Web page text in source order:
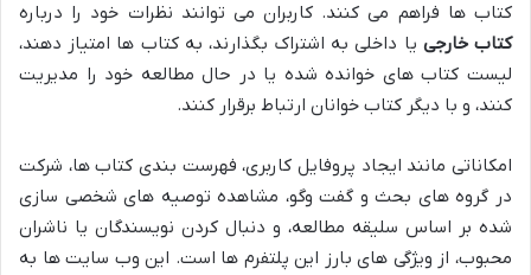
کتاب ها فراهم می کنند. کاربران می توانند نظرات خود را درباره
کتاب خارجی یا داخلی به اشتراک بگذارند، به کتاب ها امتیاز دهند،
لیست کتاب های خوانده شده یا در حال مطالعه خود را مدیریت
کنند، و با دیگر کتاب خوانان ارتباط برقرار کنند.
امکاناتی مانند ایجاد پروفایل کاربری، فهرست بندی کتاب ها، شرکت
در گروه های بحث و گفت وگو، مشاهده توصیه های شخصی سازی
شده بر اساس سلیقه مطالعه، و دنبال کردن نویسندگان یا ناشران
محبوب، از ویژگی های بارز این پلتفرم ها است. این وب سایت ها به